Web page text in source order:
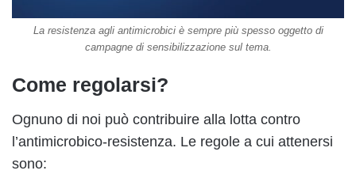
La resistenza agli antimicrobici è sempre più spesso oggetto di
campagne di sensibilizzazione sul tema.
Come regolarsi?
Ognuno di noi può contribuire alla lotta contro
l’antimicrobico-resistenza. Le regole a cui attenersi
sono: